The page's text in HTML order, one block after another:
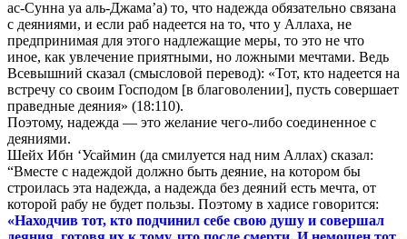
ас-Сунна уа аль-Джама’а) то, что надежда обязательно связана
с деяниями, и если раб надеется на то, что у Аллаха, не
предпринимая для этого надлежащие меры, то это не что
иное, как увлечение приятными, но ложными мечтами. Ведь
Всевышний сказал (смысловой перевод): «Тот, кто надеется на
встречу со своим Господом [в благоволении], пусть совершает
праведные деяния» (18:110).
Поэтому, надежда — это желание чего-либо соединенное с
деяниями.
Шейх Ибн ‘Усаймин (да смилуется над ним Аллах) сказал:
“Вместе с надеждой должно быть деяние, на котором бы
строилась эта надежда, а надежда без деяний есть мечта, от
которой рабу не будет пользы. Поэтому в хадисе говорится:
«Находчив тот, кто подчинил себе свою душу и совершал